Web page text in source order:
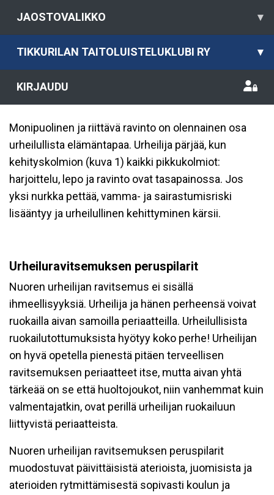
JAOSTOVALIKKO ▾
TIKKURILAN TAITOLUISTELUKLUBI RY ▾
KIRJAUDU
Monipuolinen ja riittävä ravinto on olennainen osa
urheilullista elämäntapaa. Urheilija pärjää, kun
kehityskolmion (kuva 1) kaikki pikkukolmiot:
harjoittelu, lepo ja ravinto ovat tasapainossa. Jos
yksi nurkka pettää, vamma- ja sairastumisriski
lisääntyy ja urheilullinen kehittyminen kärsii.
Urheiluravitsemuksen peruspilarit
Nuoren urheilijan ravitsemus ei sisällä
ihmeellisyyksiä. Urheilija ja hänen perheensä voivat
ruokailla aivan samoilla periaatteilla. Urheilullisista
ruokailutottumuksista hyötyy koko perhe! Urheilijan
on hyvä opetella pienestä pitäen terveellisen
ravitsemuksen periaatteet itse, mutta aivan yhtä
tärkeää on se että huoltojoukot, niin vanhemmat kuin
valmentajatkin, ovat perillä urheilijan ruokailuun
liittyvistä periaatteista.
Nuoren urheilijan ravitsemuksen peruspilarit
muodostuvat päivittäisistä aterioista, juomisista ja
aterioiden rytmittämisestä sopivasti koulun ja